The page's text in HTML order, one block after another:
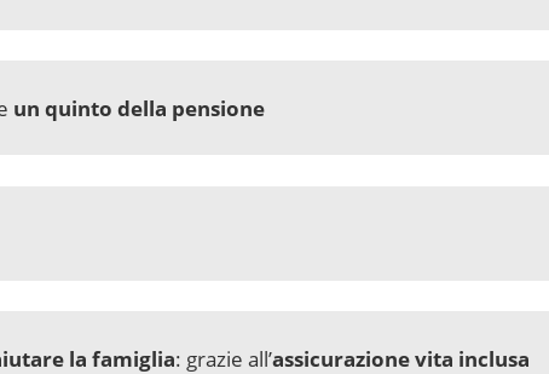
un quinto della pensione
la famiglia: grazie all’assicurazione vita inclusa